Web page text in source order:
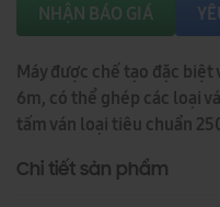
NHẬN BÁO GIÁ
Máy được chế tạo đặc
6m, có thể ghép các loại
tấm ván loại tiêu chuẩn
Chi tiết sản phẩm